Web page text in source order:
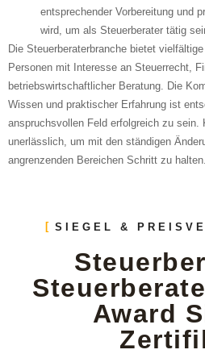
entsprechender Vorbereitung und
wird, um als Steuerberater tätig
Die Steuerberaterbranche bietet
Personen mit Interesse an Steuerrecht,
betriebswirtschaftlicher Beratung. Die
Wissen und praktischer Erfahrung ist
anspruchsvollen Feld erfolgreich zu sein.
unerlässlich, um mit den ständigen
angrenzenden Bereichen Schritt zu halten.
SIEGEL &
Award